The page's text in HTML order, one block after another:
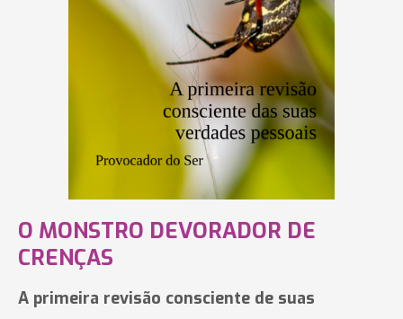
O MONSTRO DEVORADOR DE
CRENÇAS
A primeira revisão consciente de suas